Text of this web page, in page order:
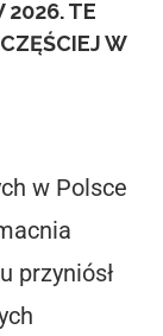
2026. TE
W
w Polsce
przyniósł